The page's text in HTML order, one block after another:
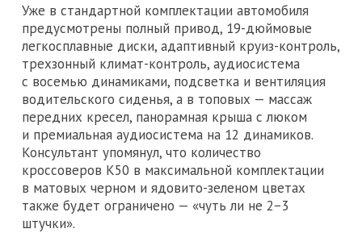
Уже в стандартной комплектации автомобиля
предусмотрены полный привод, 19-дюймовые
легкосплавные диски, адаптивный круиз-контроль,
трехзонный климат-контроль, аудиосистема
с восемью динамиками, подсветка и вентиляция
водительского сиденья, а в топовых — массаж
передних кресел, панорамная крыша с люком
и премиальная аудиосистема на 12 динамиков.
Консультант упомянул, что количество
кроссоверов K50 в максимальной комплектации
в матовых черном и ядовито-зеленом цветах
также будет ограничено — «чуть ли не 2−3
штучки».